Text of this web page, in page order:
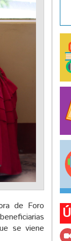
de Foro
se viene
Ú